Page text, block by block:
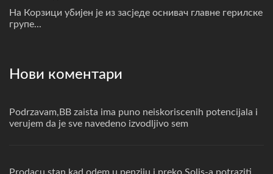
На Корзици убијен је из засједе оснивач главне герилске
групе...
Нови коментари
Podrzavam,BB zaista ima puno neiskoriscenih potencijala i
verujem da je sve navedeno izvodljivo sem
Prodacu stan kad odem u penziju i preko Solis-a potraziti